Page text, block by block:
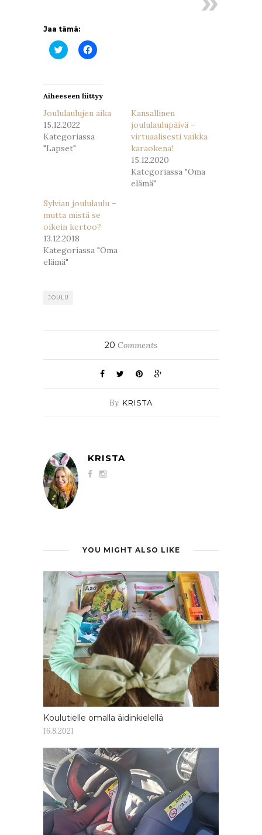
Jaa tämä:
Jaa
Twitterissä(Avautuu
Jaa
Facebookissa(Avautuu
Aiheeseen liittyy
Joululaulujen aika
15.12.2022
Kategoriassa
"Lapset"
Kansallinen
joululaulupäivä –
virtuaalisesti vaikka
karaokena!
15.12.2020
Kategoriassa "Oma
elämä"
Sylvian joululaulu –
mutta mistä se
oikein kertoo?
13.12.2018
Kategoriassa "Oma
elämä"
JOULU
20 Comments
By KRISTA
KRISTA
YOU MIGHT ALSO LIKE
Koulutielle omalla äidinkielellä
16.8.2021